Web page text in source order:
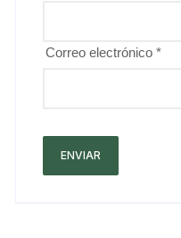
Correo electrónico*